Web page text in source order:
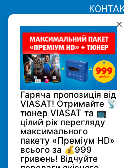
ПОЛІТИКА
068
050
093